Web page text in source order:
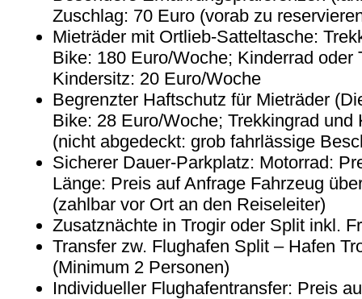
Zuschlag: 70 Euro (vorab zu
Mieträder mit Ortlieb-Satteltasche:
Bike: 180 Euro/Woche; Kinderrad oder
Kindersitz: 20 Euro/Woche
Begrenzter Haftschutz für Mieträder
Bike: 28 Euro/Woche; Trekkingrad
(nicht abgedeckt: grob fahrlässige
Sicherer Dauer-Parkplatz: Motorrad:
Länge: Preis auf Anfrage Fahrzeug
(zahlbar vor Ort an den Reiseleiter)
Zusatznächte in Trogir oder Split inkl.
Transfer zw. Flughafen Split – Hafen
(Minimum 2 Personen)
Individueller Flughafentransfer: Preis